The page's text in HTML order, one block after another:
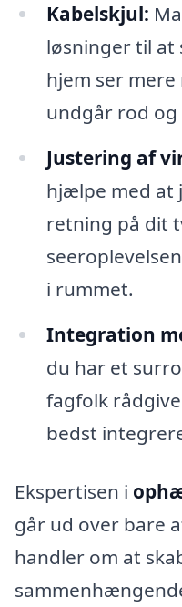
Kabelskjul:
løsninger til at
hjem ser
undgår rod og
Justering af
hjælpe med at
retning på dit
i rummet.
Integration
du har et
fagfolk
bedst
Ekspertisen i
går ud over bare
handler om at